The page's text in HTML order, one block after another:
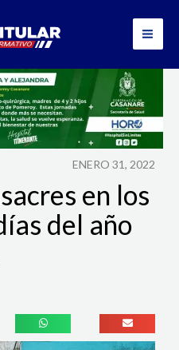
ENERO 31, 2022
en los
del año